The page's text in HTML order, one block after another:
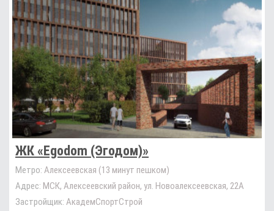
ЖК «Egodom (Эгодом)»
Метро: Алексеевская (13 минут пешком)
Адрес: МСК, Алексеевский район, ул. Новоалексеевская, 22А
Застройщик: АкадемСпортСтрой